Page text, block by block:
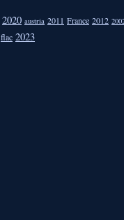
2020 austria 2011 France 2012
flac 2023